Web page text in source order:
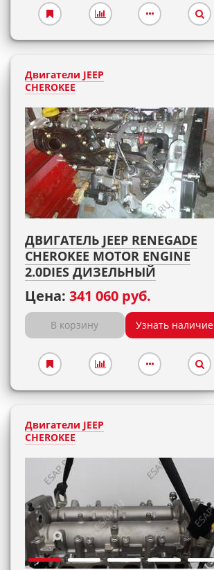
Двигатели JEEP
CHEROKEE
ДВИГАТЕЛЬ JEEP RENEGADE
CHEROKEE MOTOR ENGINE
2.0DIES ДИЗЕЛЬНЫЙ
Цена: 341 060 руб.
В корзину Узнать наличие
Двигатели JEEP
CHEROKEE